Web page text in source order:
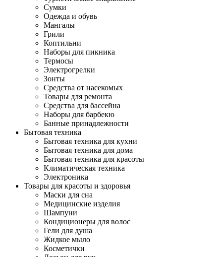
Сумки
Одежда и обувь
Мангалы
Грили
Коптильни
Наборы для пикника
Термосы
Электрогрелки
Зонты
Средства от насекомых
Товары для ремонта
Средства для бассейна
Наборы для барбекю
Банные принадлежности
Бытовая техника
Бытовая техника для кухни
Бытовая техника для дома
Бытовая техника для красоты
Климатическая техника
Электроника
Товары для красоты и здоровья
Маски для сна
Медицинские изделия
Шампуни
Кондиционеры для волос
Гели для душа
Жидкое мыло
Косметички